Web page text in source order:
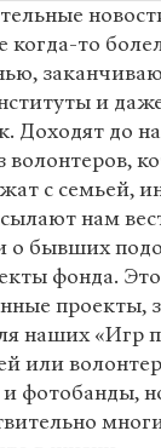
когда-то
и
Доходят до
волонтеров,
с семьей,
нам
о бывших
фонда.
проекты,
наших «Игр
или
фотобанды,